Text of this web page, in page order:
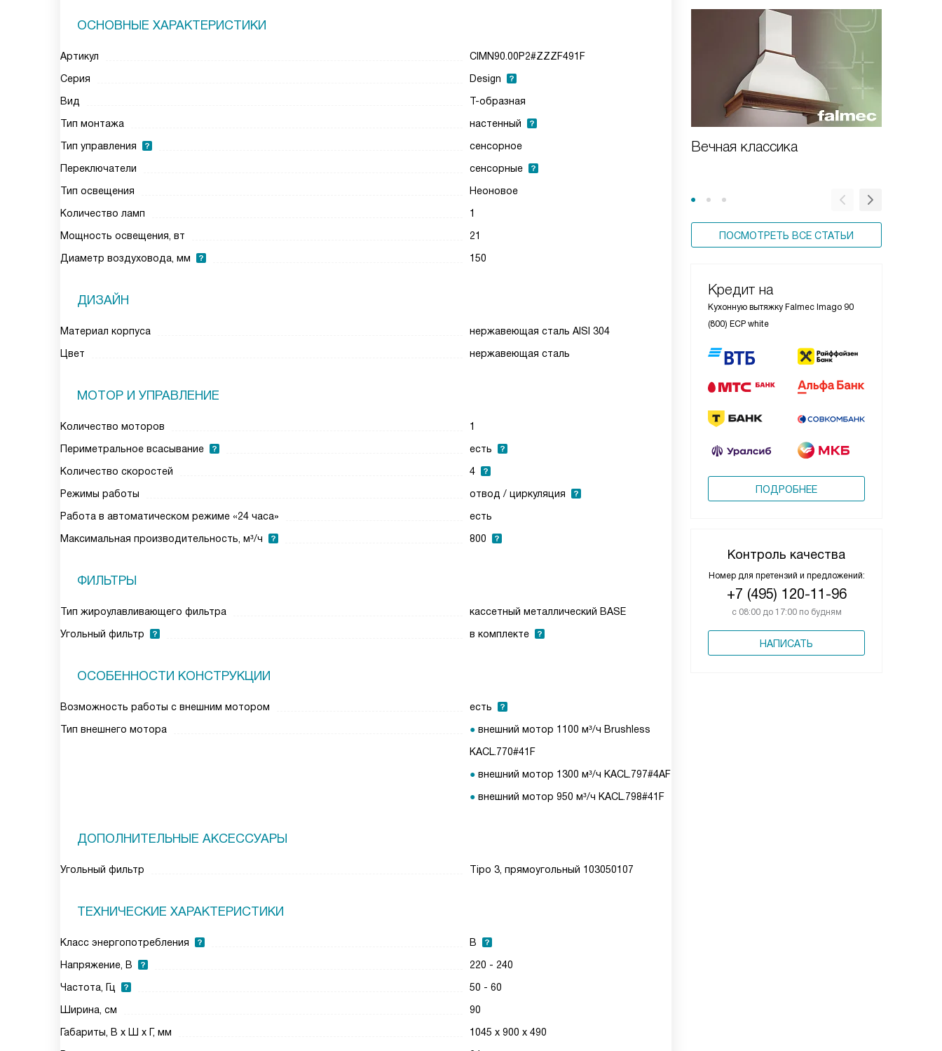
Вечная классика
ПОСМОТРЕТЬ ВСЕ СТАТЬИ
Кредит на
Кухонную вытяжку Falmec Imago 90
(800) ECP white
ПОДРОБНЕЕ
Контроль качества
Номер для претензий и предложений:
+7 (495) 120-11-96
с 08:00 до 17:00 по будням
НАПИСАТЬ
ОСНОВНЫЕ ХАРАКТЕРИСТИКИ
Артикул
CIMN90.00P2#ZZZF491F
Серия
Design
Вид
Т-образная
Тип монтажа
настенный
Тип управления
сенсорное
Переключатели
сенсорные
Тип освещения
Неоновое
Количество ламп
1
Мощность освещения, вт
21
Диаметр воздуховода, мм
150
ДИЗАЙН
Материал корпуса
нержавеющая сталь AISI 304
Цвет
нержавеющая сталь
МОТОР И УПРАВЛЕНИЕ
Количество моторов
1
Периметральное всасывание
есть
Количество скоростей
4
Режимы работы
отвод / циркуляция
Работа в автоматическом режиме «24 часа»
есть
Максимальная производительность, м³/ч
800
ФИЛЬТРЫ
Тип жироулавливающего фильтра
кассетный металлический BASE
Угольный фильтр
в комплекте
ОСОБЕННОСТИ КОНСТРУКЦИИ
Возможность работы с внешним мотором
есть
Тип внешнего мотора
внешний мотор 1100 м³/ч Brushless
KACL.770#41F
внешний мотор 1300 м³/ч KACL.797#4AF
внешний мотор 950 м³/ч KACL.798#41F
ДОПОЛНИТЕЛЬНЫЕ АКСЕССУАРЫ
Угольный фильтр Tipo 3, прямоугольный 103050107
ТЕХНИЧЕСКИЕ ХАРАКТЕРИСТИКИ
Класс энергопотребления
B
Напряжение, В
220 - 240
Частота, Гц
50 - 60
Ширина, см
90
Габариты, В х Ш х Г, мм
1045 х 900 х 490